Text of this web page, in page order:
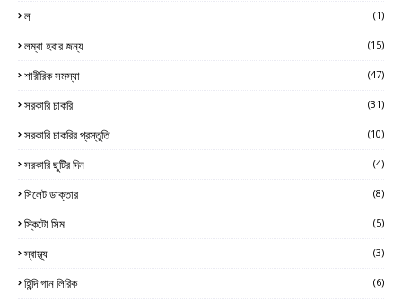
ল (1)
লম্বা হবার জন্য (15)
শারীরিক সমস্যা (47)
সরকারি চাকরি (31)
সরকারি চাকরির প্রস্তুতি (10)
সরকারি ছুটির দিন (4)
সিলেট ডাক্তার (8)
স্কিটো সিম (5)
স্বাস্থ্য (3)
হিন্দি গান লিরিক (6)